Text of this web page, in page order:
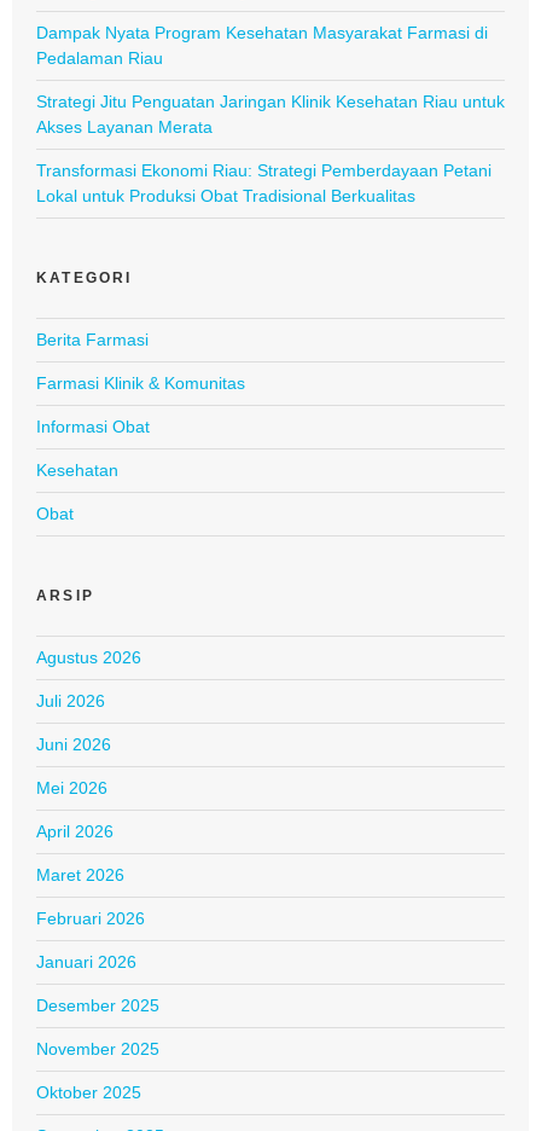
Dampak Nyata Program Kesehatan Masyarakat Farmasi di
Pedalaman Riau
Strategi Jitu Penguatan Jaringan Klinik Kesehatan Riau untuk
Akses Layanan Merata
Transformasi Ekonomi Riau: Strategi Pemberdayaan Petani
Lokal untuk Produksi Obat Tradisional Berkualitas
KATEGORI
Berita Farmasi
Farmasi Klinik & Komunitas
Informasi Obat
Kesehatan
Obat
ARSIP
Agustus 2026
Juli 2026
Juni 2026
Mei 2026
April 2026
Maret 2026
Februari 2026
Januari 2026
Desember 2025
November 2025
Oktober 2025